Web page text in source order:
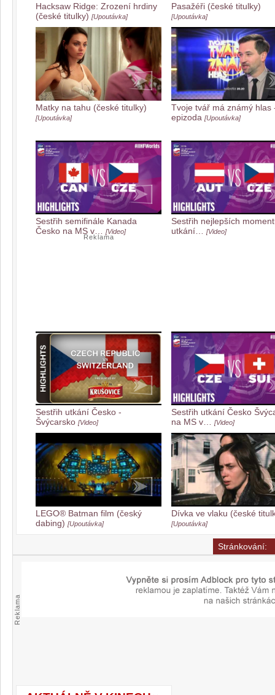
Hacksaw Ridge: Zrození hrdiny
(české titulky) [Upoutávka]
Pasažéři (české titulky)
[Upoutávka]
Matky na tahu (české titulky)
[Upoutávka]
Tvoje tvář má známý hlas
epizoda [Upoutávka]
Sestřih semifinále Kanada
Česko na MS v…
[Video]
Sestřih nejlepších
utkání…
[Video]
Reklama
Sestřih utkání Česko -
Švýcarsko [Video]
Sestřih utkání Česko
na MS v…
[Video]
LEGO® Batman film (český
dabing) [Upoutávka]
Dívka ve vlaku (české
[Upoutávka]
Stránkování:
Reklama